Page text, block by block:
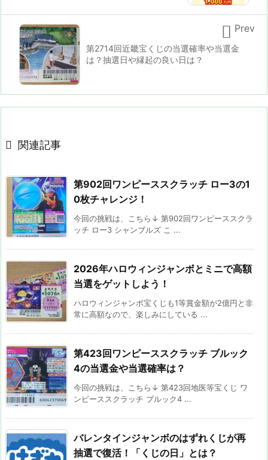
第2714回近畿宝くじの当選確率や当選金
は？抽選日や縁起の良い日は？
 Prev
 関連記事
第902回ワンピーススクラッチ ロー3の1
0枚チャレンジ！
今回の挑戦は、こちら↓ 第902回ワンピーススクラ
ッチ ロー3 シャンブルズ こ ...
2026年ハロウィンジャンボとミニで高額
当選をゲットしよう！
ハロウィンジャンボ宝くじも1等賞金額が2億円と非
常に高額なので、楽しみにしている ...
第423回ワンピーススクラッチ ブルック
4の当選金や当選確率は？
今回の挑戦は、こちら↓ 第423回地医等宝くじ ワ
ンピーススクラッチ ブルック4 ...
バレンタインジャンボのはずれくじが再
抽選で復活！「くじの日」とは？